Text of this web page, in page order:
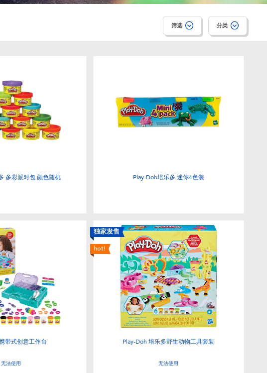
筛选 分类
多彩派对包 颜色随机 Play-Doh培乐多 迷你4色装
带式创意工作台
无法使用
独家发售
hot!
Play-Doh 培乐多野生动物工具套装
无法使用